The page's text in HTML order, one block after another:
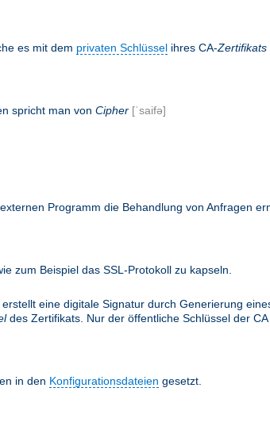
es mit dem privaten Schlüssel ihres CA-Zertifikats
spricht man von Cipher [ˈsaifə]
Programm die Behandlung von Anfragen
zum Beispiel das SSL-Protokoll zu kapseln.
erstellt eine digitale Signatur durch Generierung
des Zertifikats. Nur der öffentliche Schlüssel der
in den Konfigurationsdateien gesetzt.